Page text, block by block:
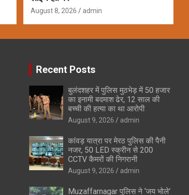
August 8, 2026 admin
Recent Posts
बुलंदशहर में पुलिस मुठभेड़ में 50 हजार
का इनामी बदमाश ढेर, 12 साल की
बच्ची की हत्या का था आरोपी
August 9, 2026 admin
कांवड़ यात्रा पर मेरठ पुलिस की पैनी
नजर, 50 LED स्क्रीन से 200
CCTV कैमरों की निगरानी
August 9, 2026 admin
Muzaffarnagar पुलिस ने ‘जय भोले’